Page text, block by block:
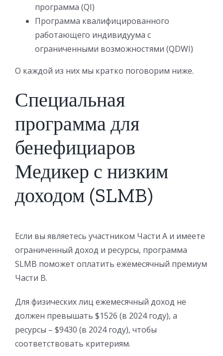
программа (QI)
Программа квалифицированного
работающего индивидуума с
ограниченными возможностями (QDWI)
О каждой из них мы кратко поговорим ниже.
Специальная
программа для
бенефициаров
Медикер с низким
доходом (SLMB)
Если вы являетесь участником Части А и имеете
ограниченный доход и ресурсы, программа
SLMB поможет оплатить ежемесячный премиум
Части B.
Для физических лиц ежемесячный доход не
должен превышать $1526 (в 2024 году), а
ресурсы – $9430 (в 2024 году), чтобы
соответствовать критериям.